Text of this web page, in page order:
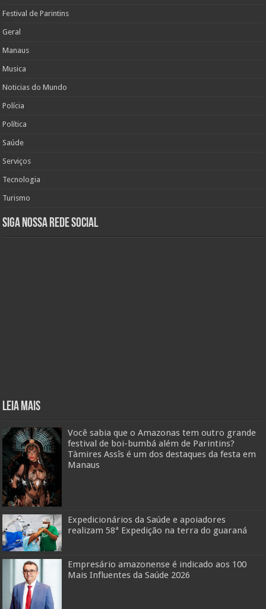
Festival de Parintins
Geral
Manaus
Musica
Noticias do Mundo
Polícia
Política
Saúde
Serviços
Tecnologia
Turismo
Siga nossa rede social
Leia mais
Você sabia que o Amazonas tem outro grande
festival de boi-bumbá além de Parintins?
Tàmires Assîs é um dos destaques da festa em
Manaus
Expedicionários da Saúde e apoiadores
realizam 58ª Expedição na terra do guaraná
Empresário amazonense é indicado aos 100
Mais Influentes da Saúde 2026